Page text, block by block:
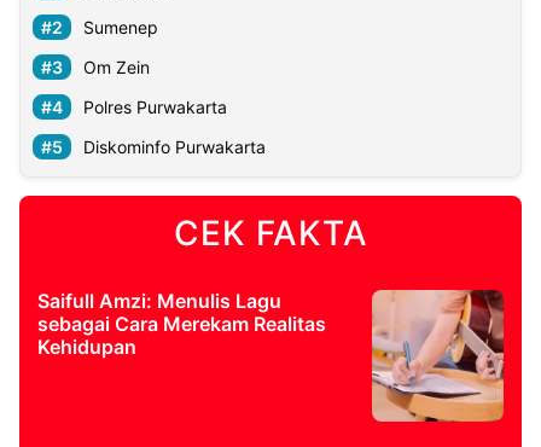
Sumenep
Om Zein
Polres Purwakarta
Diskominfo Purwakarta
CEK FAKTA
Saifull Amzi: Menulis Lagu
sebagai Cara Merekam Realitas
Kehidupan